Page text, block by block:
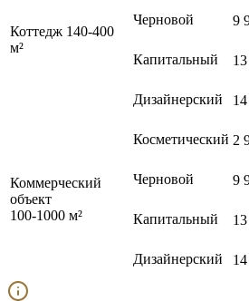
Коттедж 140-400
м²
Черновой
9
Капитальный
Дизайнерский
Коммерческий
объект
100-1000 м²
Косметический 2
Черновой
9
Капитальный
Дизайнерский